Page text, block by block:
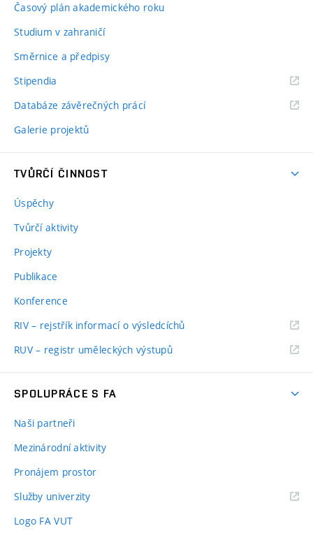
Časový plán akademického roku
Studium v zahraničí
Směrnice a předpisy
Stipendia
Databáze závěrečných prácí
Galerie projektů
TVŮRČÍ ČINNOST
Úspěchy
Tvůrčí aktivity
Projekty
Publikace
Konference
RIV – rejstřík informací o výsledcíchů
RUV – registr uměleckých výstupů
SPOLUPRÁCE S FA
Naši partneři
Mezinárodní aktivity
Pronájem prostor
Služby univerzity
Logo FA VUT